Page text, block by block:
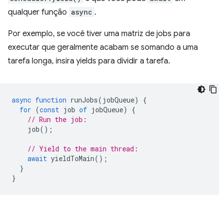
qualquer função async .
Por exemplo, se você tiver uma matriz de jobs para
executar que geralmente acabam se somando a uma
tarefa longa, insira yields para dividir a tarefa.
async function runJobs( jobQueue)
{
for (const job of jobQueue)
{
// Run the job:
job();
// Yield to the main thread:
await yieldToMain();
}
}